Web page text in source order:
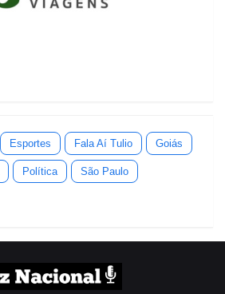
Esportes Fala Aí Tulio Goiás
Política São Paulo